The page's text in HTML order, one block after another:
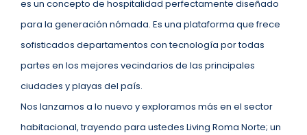
es un concepto de hospitalidad perfectamente diseñado
para la generación nómada. Es una plataforma que frece
sofisticados departamentos con tecnología por todas
partes en los mejores vecindarios de las principales
ciudades y playas del país.
Nos lanzamos a lo nuevo y exploramos más en el sector
habitacional, trayendo para ustedes Living Roma Norte; un